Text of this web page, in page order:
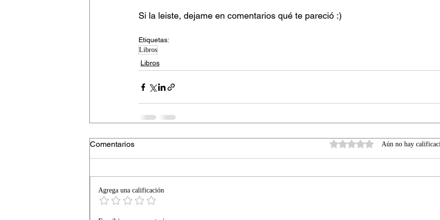
Si la leiste, dejame en comentarios qué te pareció :)
Etiquetas:
Libros
Libros
Comentarios Obtuvo 0 de 5 estrellas.
Aún no hay
Agrega una calificación